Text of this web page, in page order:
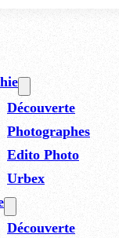
Découverte
Photographes
Edito Photo
Urbex
Découverte